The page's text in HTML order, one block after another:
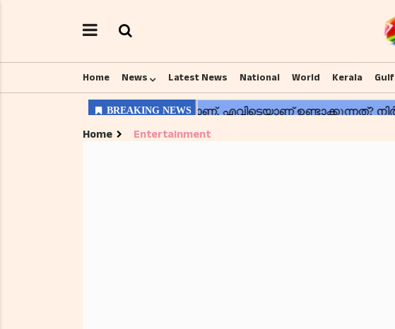
Home News Latest News National World Kerala Gulf
Home Entertainment